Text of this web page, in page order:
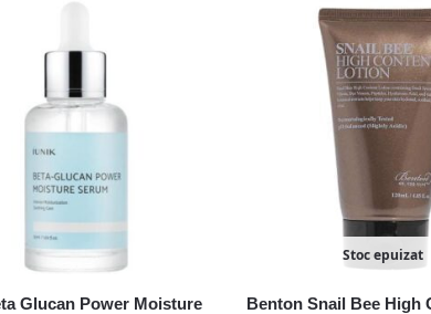
Glucan Power Moisture
Stoc epuizat
Benton Snail Bee High